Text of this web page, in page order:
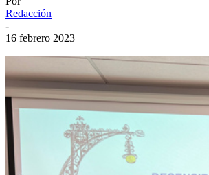
Redacción
-
16 febrero 2023